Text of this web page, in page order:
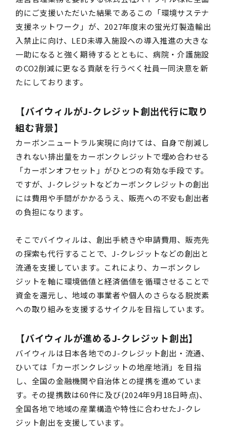
的にご支援いただいた結果であるこの「環境サステナ
支援ネットワーク」が、2027年度末の蛍光灯製造輸出
入禁止に向け、LED未導入施設への導入推進の大きな
一助になると強く期待するとともに、病院・介護施設
のCO2削減に更なる貢献を行うべく社員一同決意を新
たにしております。
【バイウィルがJ-クレジット創出代行に取り
組む背景】
カーボンニュートラル実現に向けては、自身で削減し
きれない排出量をカーボンクレジットで埋め合わせる
「カーボンオフセット」がひとつの有効な手段です。
ですが、J-クレジットなどカーボンクレジットの創出
には費用や手間がかかるうえ、販売への不安も創出者
の負担になります。
そこでバイウィルは、創出手続きや申請費用、販売先
の探索も代行することで、J-クレジットなどの創出と
流通を支援しています。これにより、カーボンクレ
ジットを軸に環境価値と経済価値を循環させることで
資金を還元し、地域の事業者や個人のさらなる脱炭素
への取り組みを支援するサイクルを目指しています。
【バイウィルが進めるJ-クレジット創出】
バイウィルは日本各地でのJ-クレジット創出・流通、
ひいては「カーボンクレジットの地産地消」を目指
し、全国の金融機関や自治体との提携を進めていま
す。その提携数は60件に及び(2024年9月18日時点)、
全国各地で地域の産業構造や特性に合わせたJ-クレ
ジット創出を支援しています。